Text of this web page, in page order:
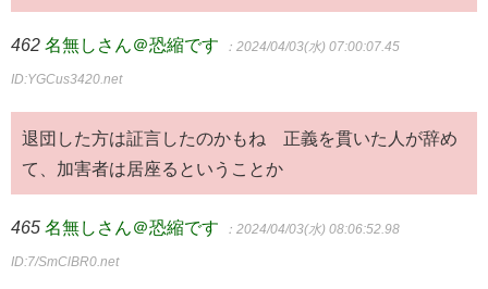
462 名無しさん＠恐縮です ：2024/04/03(水) 07:00:07.45
ID:YGCus3420.net
退団した方は証言したのかもね 正義を貫いた人が辞め
て、加害者は居座るということか
465 名無しさん＠恐縮です ：2024/04/03(水) 08:06:52.98
ID:7/SmClBR0.net